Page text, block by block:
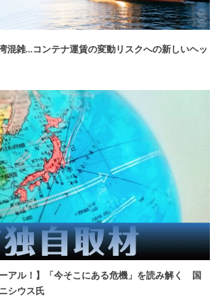
混雑…コンテナ運賃の変動リスクへの新しいヘッ
ーアル！】「今そこにある危機」を読み解く 国
シウス氏